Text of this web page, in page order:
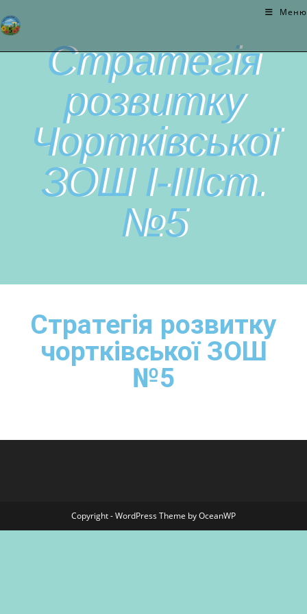
Меню
Стратегія
розвитку
Чортківської
ЗОШ І-ІІІст.
№5
Стратегія розвитку
чортківської ЗОШ
№5​
Copyright - WordPress Theme by OceanWP